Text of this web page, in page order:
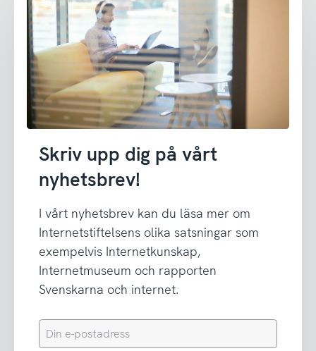
Skriv upp dig på vårt
nyhetsbrev!
I vårt nyhetsbrev kan du läsa mer om
Internetstiftelsens olika satsningar som
exempelvis Internetkunskap,
Internetmuseum och rapporten
Svenskarna och internet.
Din
e-